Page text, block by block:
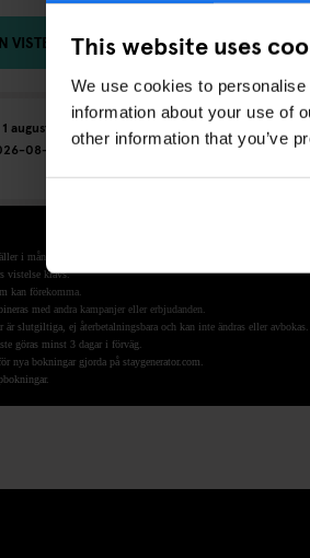
This website uses
We use cookies to
information about your use of
other information that you’ve
VISTELSE
augusti 2026 until den 31 augusti 2026. Book by
08-28
i mån av tillgänglighet.
vistelse krävs.
kan förekomma.
med andra kampanjer eller erbjudanden.
är slutgiltiga, ej återbetalningsbara och kan inte ändras eller avbokas.
göras minst 3 dagar i förväg.
nya bokningar gjorda på staygenerator.com.